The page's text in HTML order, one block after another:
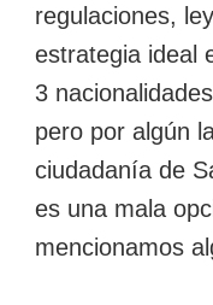
regulaciones,
estrategia ideal
3
pero por algún
ciudadanía de
es una mala
mencionamos